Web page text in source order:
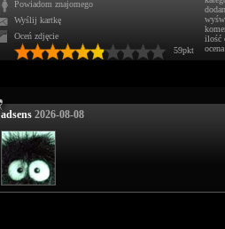
Powiadom znajomego
Wyślij kartkę
Oceń zdjęcie
59pkt
ilość
ocena
adsens 2026-08-08